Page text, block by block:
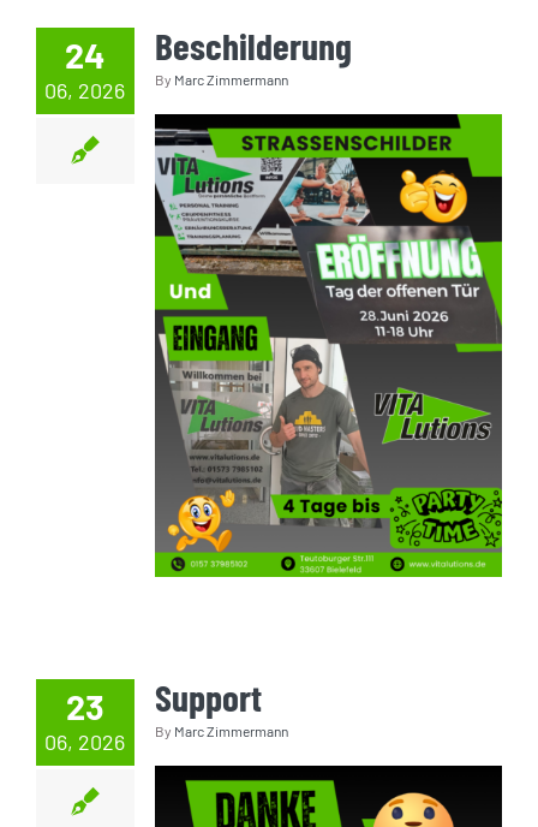
24
06, 2026
Beschilderung
By Marc Zimmermann
23
06, 2026
Support
By Marc Zimmermann